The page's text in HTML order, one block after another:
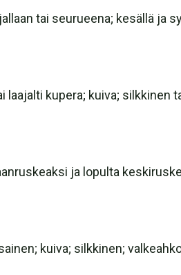
tai seurueena; kesällä ja
kupera; kuiva; silkkinen
ja lopulta
kuiva; silkkinen;